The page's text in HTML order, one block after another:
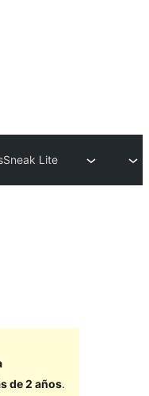
Sneak Lite
de 2 años.